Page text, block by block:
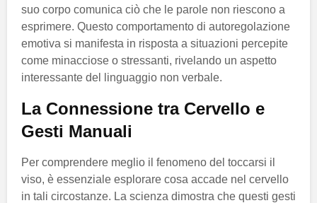
suo corpo comunica ciò che le parole non riescono a
esprimere. Questo comportamento di autoregolazione
emotiva si manifesta in risposta a situazioni percepite
come minacciose o stressanti, rivelando un aspetto
interessante del linguaggio non verbale.
La Connessione tra Cervello e
Gesti Manuali
Per comprendere meglio il fenomeno del toccarsi il
viso, è essenziale esplorare cosa accade nel cervello
in tali circostanze. La scienza dimostra che questi gesti